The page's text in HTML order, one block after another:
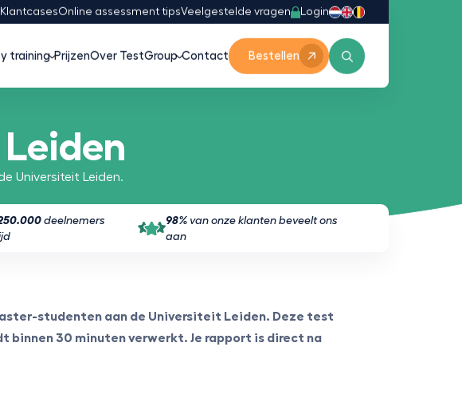
KlantcasesOnline assessment tipsVeelgestelde vragen Login
training PrijzenOver TestGroup Contact Bestellen
Universiteit Leiden.
deelnemers
98% van onze klanten beveelt ons
aan
studenten aan de Universiteit Leiden. Deze test
binnen 30 minuten verwerkt. Je rapport is direct na